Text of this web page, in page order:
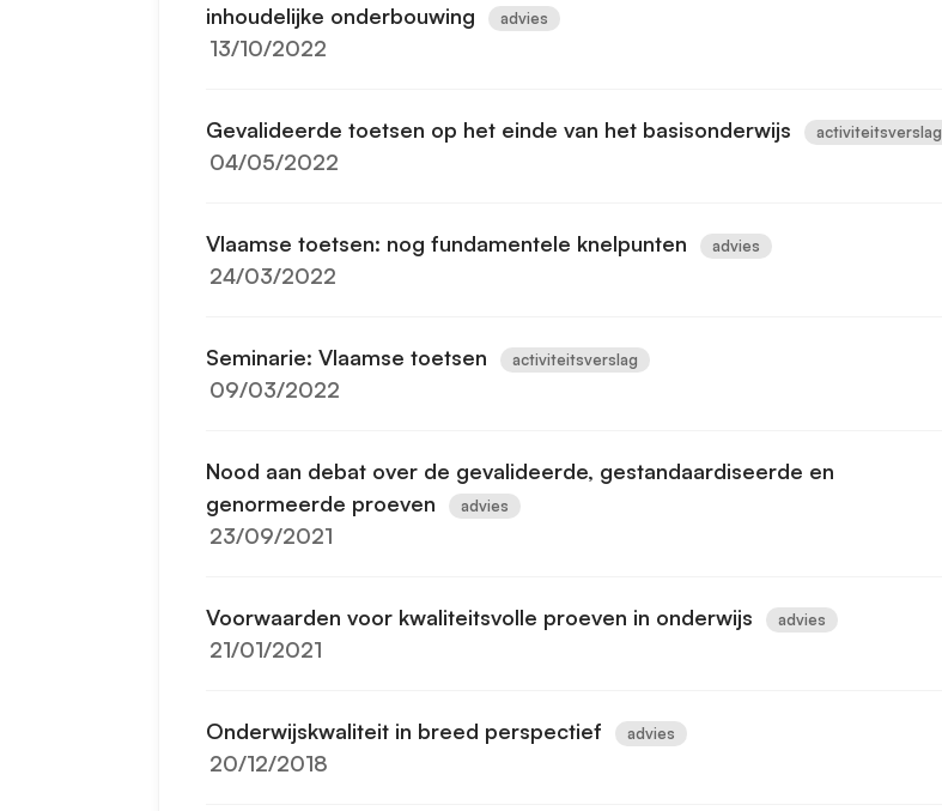
inhoudelijke onderbouwing
advies
13/10/2022
Gevalideerde toetsen op het einde van het basisonderwijs activiteitsverslag
04/05/2022
Vlaamse toetsen: nog fundamentele knelpunten advies
24/03/2022
Seminarie: Vlaamse toetsen activiteitsverslag
09/03/2022
Nood aan debat over de gevalideerde, gestandaardiseerde en
genormeerde proeven
advies
23/09/2021
Voorwaarden voor kwaliteitsvolle proeven in onderwijs advies
21/01/2021
Onderwijskwaliteit in breed perspectief advies
20/12/2018